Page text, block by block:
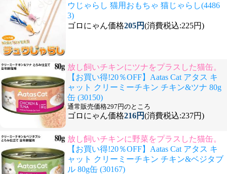
ウじゃらし 猫用おもちゃ 猫じゃらし(4486
3)
ゴロにゃん価格205円(消費税込:225円)
放し飼いチキンにツナをプラスした猫缶。
【お買い得!20％OFF】Aatas Cat アタス キ
ャット クリーミーチキン チキン&ツナ 80g
缶 (30150)
通常販売価格297円のところ
ゴロにゃん価格216円(消費税込:237円)
放し飼いチキンに野菜をプラスした猫缶。
【お買い得!20％OFF】Aatas Cat アタス キ
ャット クリーミーチキン チキン&ベジタブ
ル 80g缶 (30167)